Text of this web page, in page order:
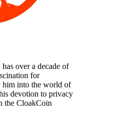
over a decade of
for
him into the world of
devotion to privacy
the CloakCoin